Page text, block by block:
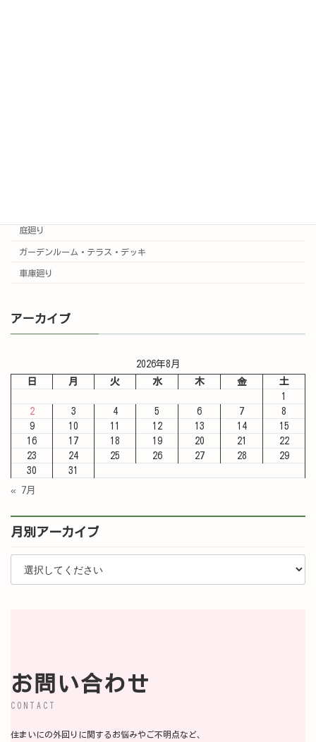
庭廻り
ガーデンルーム・テラス・デッキ
車庫廻り
アーカイブ
2026年8月
日
月 火 水 木 金
土
1
2
3 4 5 6 7
8
9
10 11 12 13 14
15
16
17 18 19 20 21
22
23
24 25 26 27 28
29
30
31
« 7月
月別アーカイブ
お問い合わせ
CONTACT
住まいにの外回りに関するお悩みやご不明点など、